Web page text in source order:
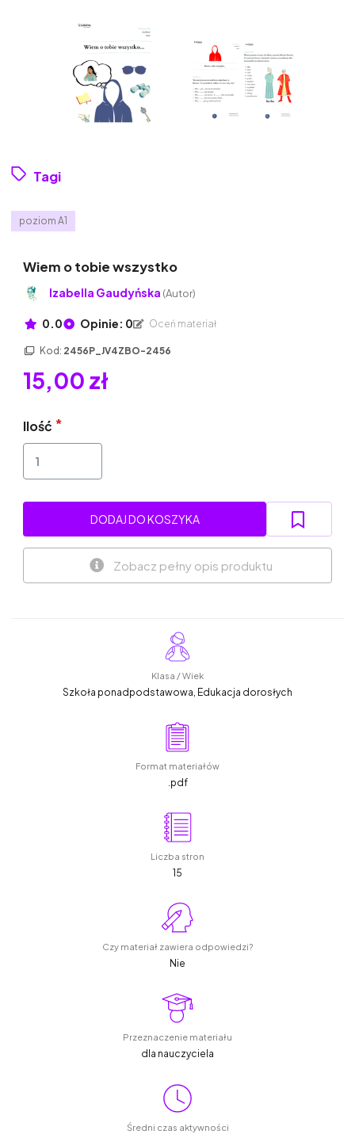
Tagi
poziom A1
Wiem o tobie wszystko
Izabella Gaudyńska (Autor)
0.0 Opinie: 0 Oceń materiał
Kod: 2456P_JV4ZBO-2456
15,00 zł
Ilość
DODAJ DO KOSZYKA
Zobacz pełny opis produktu
Klasa / Wiek
Szkoła ponadpodstawowa, Edukacja dorosłych
Format materiałów
.pdf
Liczba stron
15
Czy materiał zawiera odpowiedzi?
Nie
Przeznaczenie materiału
dla nauczyciela
Średni czas aktywności